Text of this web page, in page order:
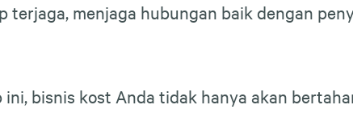
menjaga hubungan baik dengan
bisnis kost Anda tidak hanya akan